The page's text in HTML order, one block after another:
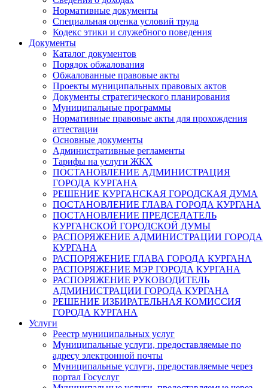
Нормативные документы
Специальная оценка условий труда
Кодекс этики и служебного поведения
Документы
Каталог документов
Порядок обжалования
Обжалованные правовые акты
Проекты муниципальных правовых актов
Документы стратегического планирования
Муниципальные программы
Нормативные правовые акты для прохождения
аттестации
Основные документы
Административные регламенты
Тарифы на услуги ЖКХ
ПОСТАНОВЛЕНИЕ АДМИНИСТРАЦИЯ
ГОРОДА КУРГАНА
РЕШЕНИЕ КУРГАНСКАЯ ГОРОДСКАЯ ДУМА
ПОСТАНОВЛЕНИЕ ГЛАВА ГОРОДА КУРГАНА
ПОСТАНОВЛЕНИЕ ПРЕДСЕДАТЕЛЬ
КУРГАНСКОЙ ГОРОДСКОЙ ДУМЫ
РАСПОРЯЖЕНИЕ АДМИНИСТРАЦИИ ГОРОДА
КУРГАНА
РАСПОРЯЖЕНИЕ ГЛАВА ГОРОДА КУРГАНА
РАСПОРЯЖЕНИЕ МЭР ГОРОДА КУРГАНА
РАСПОРЯЖЕНИЕ РУКОВОДИТЕЛЬ
АДМИНИСТРАЦИИ ГОРОДА КУРГАНА
РЕШЕНИЕ ИЗБИРАТЕЛЬНАЯ КОМИССИЯ
ГОРОДА КУРГАНА
Услуги
Реестр муниципальных услуг
Муниципальные услуги, предоставляемые по
адресу электронной почты
Муниципальные услуги, предоставляемые через
портал Госуслуг